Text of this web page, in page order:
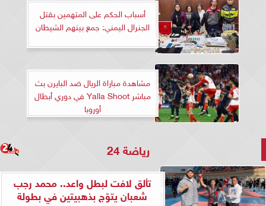
أسباب الحكم على المتهمين بقتل
الجنرال اليمني: جمع بينهم الشيطان
مشاهدة مباراة الريال ضد البايرن بث
مباشر Yalla Shoot في دوري أبطال
أوروبا
رياضة 24
تألق لافت لبطل واعد.. محمد رجب
شعبان يتوّج بذهبيتين في بطولة